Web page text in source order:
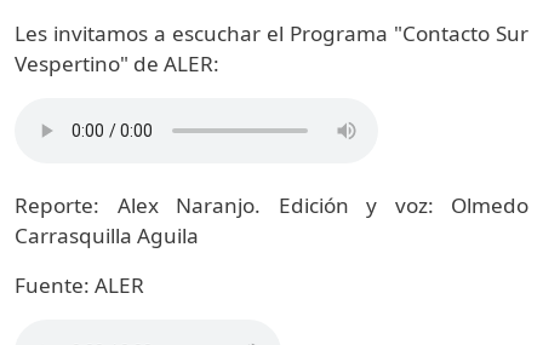
Les invitamos a escuchar el Programa "Contacto Sur
Vespertino" de ALER:
Reporte: Alex Naranjo. Edición y voz: Olmedo
Carrasquilla Aguila
Fuente: ALER